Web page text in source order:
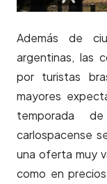
Además de
argentinas, las
por turistas
mayores
temporada
carlospacense
una oferta muy
como en